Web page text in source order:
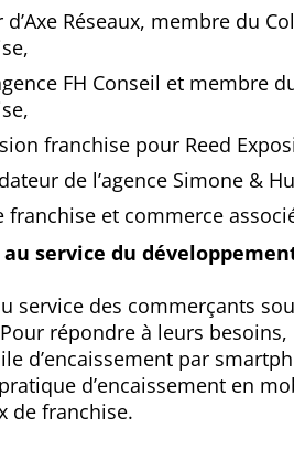
Réseaux, membre du
FH Conseil et membre
franchise pour Reed
de l’agence Simone &
et commerce
au service du
service des commerçants
répondre à leurs besoins,
d’encaissement par
d’encaissement en
de franchise.